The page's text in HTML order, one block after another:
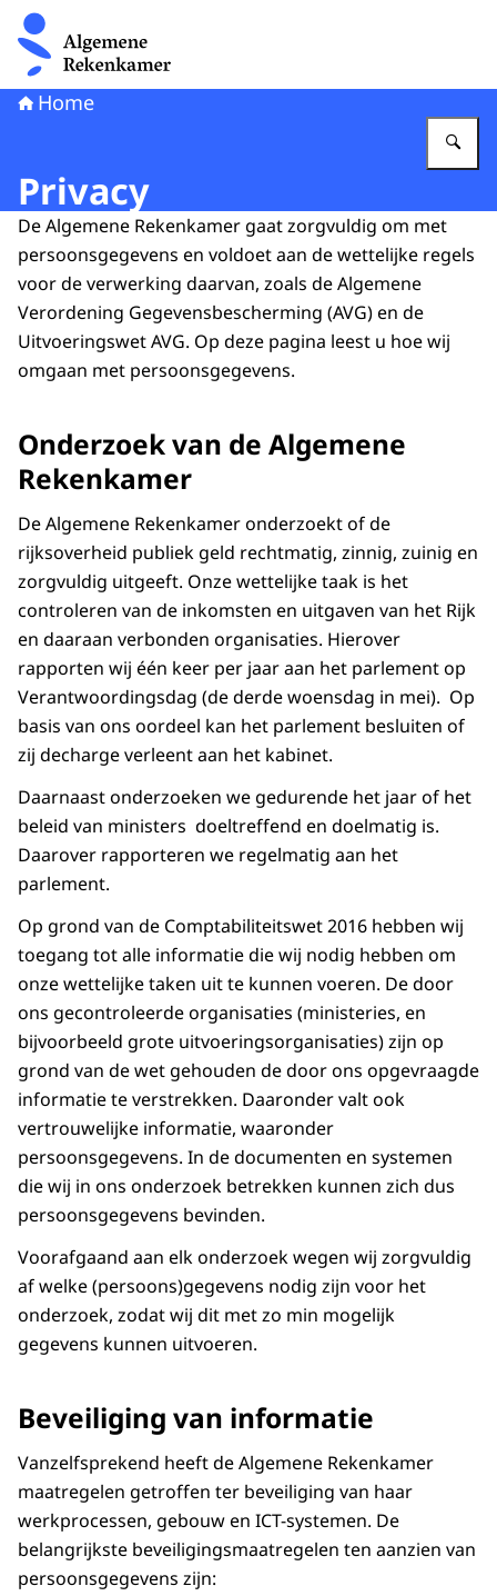
Naar de homepage van Algemene Rekenkamer
Home
Privacy
De Algemene Rekenkamer gaat zorgvuldig om met
persoonsgegevens en voldoet aan de wettelijke regels
voor de verwerking daarvan, zoals de Algemene
Verordening Gegevensbescherming (AVG) en de
Uitvoeringswet AVG. Op deze pagina leest u hoe wij
omgaan met persoonsgegevens.
Onderzoek van de Algemene
Rekenkamer
De Algemene Rekenkamer onderzoekt of de
rijksoverheid publiek geld rechtmatig, zinnig, zuinig en
zorgvuldig uitgeeft. Onze wettelijke taak is het
controleren van de inkomsten en uitgaven van het Rijk
en daaraan verbonden organisaties. Hierover
rapporten wij één keer per jaar aan het parlement op
Verantwoordingsdag (de derde woensdag in mei). Op
basis van ons oordeel kan het parlement besluiten of
zij decharge verleent aan het kabinet.
Daarnaast onderzoeken we gedurende het jaar of het
beleid van ministers doeltreffend en doelmatig is.
Daarover rapporteren we regelmatig aan het
parlement.
Op grond van de Comptabiliteitswet 2016 hebben wij
toegang tot alle informatie die wij nodig hebben om
onze wettelijke taken uit te kunnen voeren. De door
ons gecontroleerde organisaties (ministeries, en
bijvoorbeeld grote uitvoeringsorganisaties) zijn op
grond van de wet gehouden de door ons opgevraagde
informatie te verstrekken. Daaronder valt ook
vertrouwelijke informatie, waaronder
persoonsgegevens. In de documenten en systemen
die wij in ons onderzoek betrekken kunnen zich dus
persoonsgegevens bevinden.
Voorafgaand aan elk onderzoek wegen wij zorgvuldig
af welke (persoons)gegevens nodig zijn voor het
onderzoek, zodat wij dit met zo min mogelijk
gegevens kunnen uitvoeren.
Beveiliging van informatie
Vanzelfsprekend heeft de Algemene Rekenkamer
maatregelen getroffen ter beveiliging van haar
werkprocessen, gebouw en ICT-systemen. De
belangrijkste beveiligingsmaatregelen ten aanzien van
persoonsgegevens zijn: